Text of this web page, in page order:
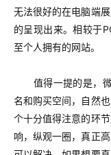
无法很好的在电脑端
的呈现出来。相较于
至个人拥有的网站。
值得一提的是，微
名和购买空间，自然
个十分值得注意的环
响，纵观一圈，真正